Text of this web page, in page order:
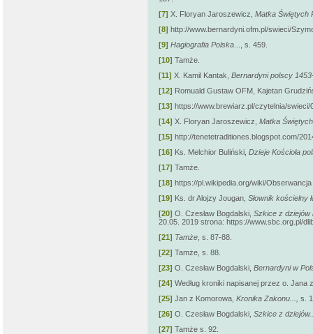
[7] X. Floryan Jaroszewicz, Matka Świętych
[8] http://www.bernardyni.ofm.pl/swieci/
[9] Hagiografia Polska ..., s. 459.
[10] Tamże.
[11] X. Kamil Kantak, Bernardyni polscy
[12] Romuald Gustaw OFM, Kajetan
[13] https://www.brewiarz.pl/czytelnia/swieci/
[14] X. Floryan Jaroszewicz, Matka
[15] http://tenetetraditiones.blogspot.com/
[16] Ks. Melchior Buliński, Dzieje Kościoła
[17] Tamże.
[18] https://pl.wikipedia.org/wiki/Obserwancja
[19] Ks. dr Alojzy Jougan, Słownik kościelny
[20] O. Czesław Bogdalski, Szkice z dziejów
20.05. 2019 strona: https://www.sbc.org.pl/
[21] Tamże , s. 87-88.
[22] Tamże, s. 88.
[23] O. Czesław Bogdalski, Bernardyni w
[24] Według kroniki napisanej przez o. Jana
[25] Jan z Komorowa, Kronika Zakonu...,
s.
[26] O. Czesław Bogdalski, Szkice z
[27] Tamże s. 92.